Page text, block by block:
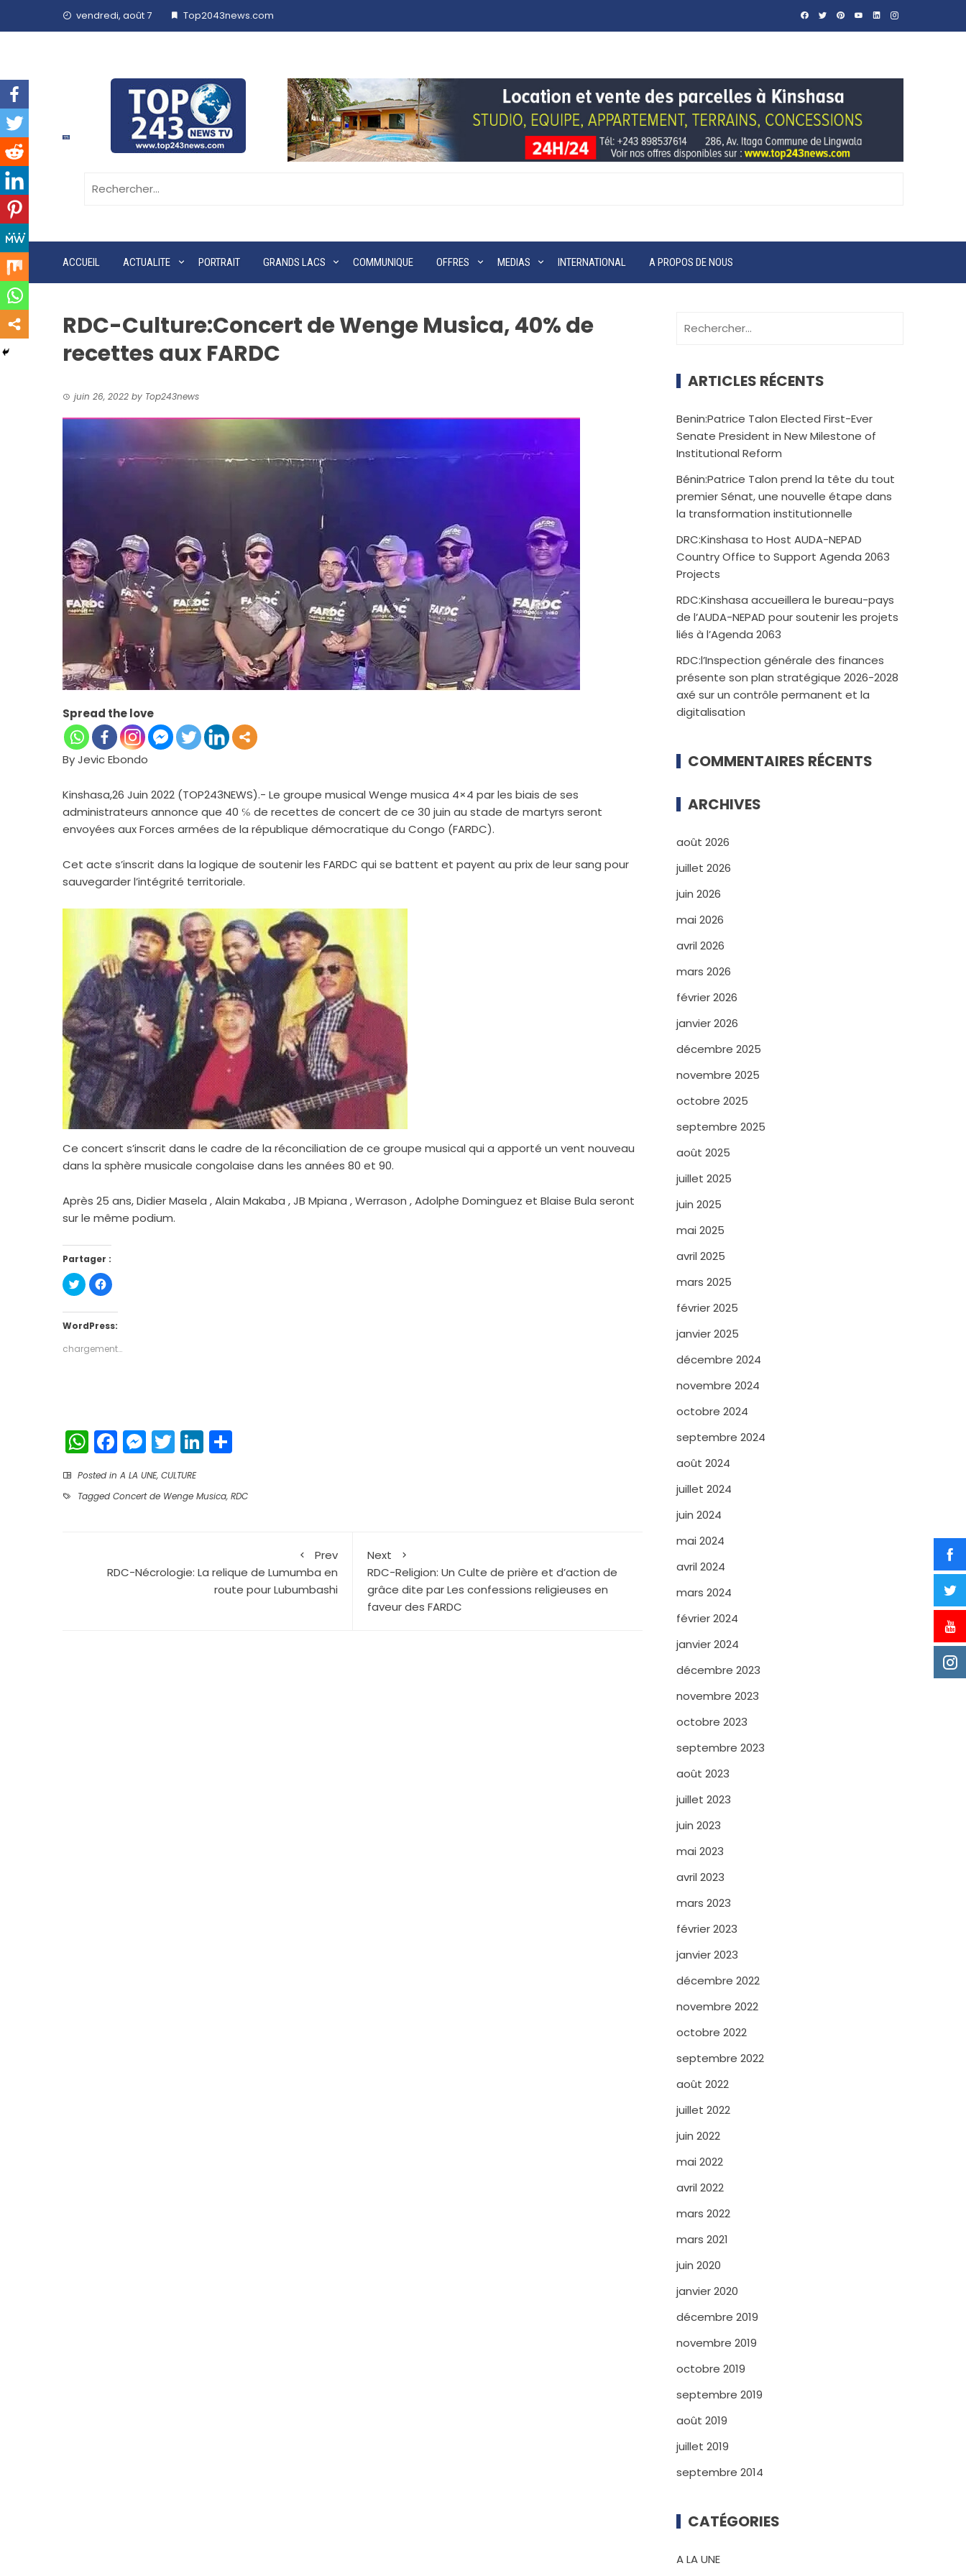
vendredi, août 7 Top2043news.com
ACCUEIL ACTUALITE PORTRAIT GRANDS LACS COMMUNIQUE OFFRES MEDIAS INTERNATIONAL A PROPOS DE NOUS
RDC-Culture:Concert de Wenge Musica, 40% de
recettes aux FARDC
juin 26, 2022 by Top243news
Spread the love
By Jevic Ebondo
Kinshasa,26 Juin 2022 (TOP243NEWS).- Le groupe musical Wenge musica 4×4 par les biais de ses
administrateurs annonce que 40 ℅ de recettes de concert de ce 30 juin au stade de martyrs seront
envoyées aux Forces armées de la république démocratique du Congo (FARDC).
Cet acte s’inscrit dans la logique de soutenir les FARDC qui se battent et payent au prix de leur sang pour
sauvegarder l’intégrité territoriale.
Ce concert s’inscrit dans le cadre de la réconciliation de ce groupe musical qui a apporté un vent nouveau
dans la sphère musicale congolaise dans les années 80 et 90.
Après 25 ans, Didier Masela , Alain Makaba , JB Mpiana , Werrason , Adolphe Dominguez et Blaise Bula seront
sur le même podium.
Partager :
Cliquez
pour
partager
Twitter(ouvre
dans
fenêtre)
Cliquez
pour
Facebook(ouvre
dans
fenêtre)
WordPress:
chargement…
WhatsApp
Facebook
Messenger
TwitterLinkedIn
Posted in A LA UNE, CULTURE
Tagged Concert de Wenge Musica, RDC
Prev
RDC-Nécrologie: La relique de Lumumba en
route pour Lubumbashi
Next
RDC-Religion: Un Culte de prière et d’action de
grâce dite par Les confessions religieuses en
faveur des FARDC
ARTICLES RÉCENTS
Benin:Patrice Talon Elected First-Ever
Senate President in New Milestone of
Institutional Reform
Bénin:Patrice Talon prend la tête du tout
premier Sénat, une nouvelle étape dans
la transformation institutionnelle
DRC:Kinshasa to Host AUDA-NEPAD
Country Office to Support Agenda 2063
Projects
RDC:Kinshasa accueillera le bureau-pays
de l’AUDA-NEPAD pour soutenir les projets
liés à l’Agenda 2063
RDC:l’Inspection générale des finances
présente son plan stratégique 2026-2028
axé sur un contrôle permanent et la
digitalisation
COMMENTAIRES RÉCENTS
ARCHIVES
août 2026
juillet 2026
juin 2026
mai 2026
avril 2026
mars 2026
février 2026
janvier 2026
décembre 2025
novembre 2025
octobre 2025
septembre 2025
août 2025
juillet 2025
juin 2025
mai 2025
avril 2025
mars 2025
février 2025
janvier 2025
décembre 2024
novembre 2024
octobre 2024
septembre 2024
août 2024
juillet 2024
juin 2024
mai 2024
avril 2024
mars 2024
février 2024
janvier 2024
décembre 2023
novembre 2023
octobre 2023
septembre 2023
août 2023
juillet 2023
juin 2023
mai 2023
avril 2023
mars 2023
février 2023
janvier 2023
décembre 2022
novembre 2022
octobre 2022
septembre 2022
août 2022
juillet 2022
juin 2022
mai 2022
avril 2022
mars 2022
mars 2021
juin 2020
janvier 2020
décembre 2019
novembre 2019
octobre 2019
septembre 2019
août 2019
juillet 2019
septembre 2014
CATÉGORIES
A LA UNE